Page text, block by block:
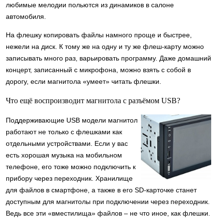
любимые мелодии польются из динамиков в салоне
автомобиля.
На флешку копировать файлы намного проще и быстрее,
нежели на диск. К тому же на одну и ту же флеш-карту можно
записывать много раз, варьировать программу. Даже домашний
концерт, записанный с микрофона, можно взять с собой в
дорогу, если магнитола «умеет» читать флешки.
Что ещё воспроизводит магнитола с разъёмом USB?
Поддерживающие USB модели магнитол
работают не только с флешками как
отдельными устройствами. Если у вас
есть хорошая музыка на мобильном
телефоне, его тоже можно подключить к
прибору через переходник. Хранилище
для файлов в смартфоне, а также в его SD-карточке станет
доступным для магнитолы при подключении через переходник.
Ведь все эти «вместилища» файлов – не что иное, как флешки.